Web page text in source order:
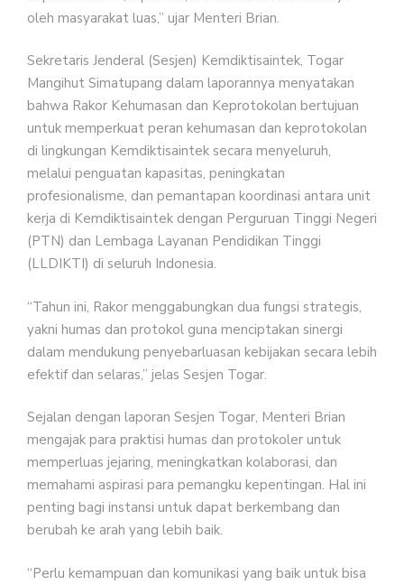
oleh masyarakat luas,” ujar Menteri Brian.
Sekretaris Jenderal (Sesjen) Kemdiktisaintek, Togar
Mangihut Simatupang dalam laporannya menyatakan
bahwa Rakor Kehumasan dan Keprotokolan bertujuan
untuk memperkuat peran kehumasan dan keprotokolan
di lingkungan Kemdiktisaintek secara menyeluruh,
melalui penguatan kapasitas, peningkatan
profesionalisme, dan pemantapan koordinasi antara unit
kerja di Kemdiktisaintek dengan Perguruan Tinggi Negeri
(PTN) dan Lembaga Layanan Pendidikan Tinggi
(LLDIKTI) di seluruh Indonesia.
“Tahun ini, Rakor menggabungkan dua fungsi strategis,
yakni humas dan protokol guna menciptakan sinergi
dalam mendukung penyebarluasan kebijakan secara lebih
efektif dan selaras,” jelas Sesjen Togar.
Sejalan dengan laporan Sesjen Togar, Menteri Brian
mengajak para praktisi humas dan protokoler untuk
memperluas jejaring, meningkatkan kolaborasi, dan
memahami aspirasi para pemangku kepentingan. Hal ini
penting bagi instansi untuk dapat berkembang dan
berubah ke arah yang lebih baik.
“Perlu kemampuan dan komunikasi yang baik untuk bisa